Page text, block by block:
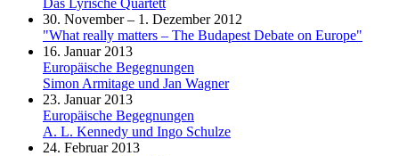
30. November – 1. Dezember 2012
"What really matters – The Budapest Debate on Europe"
16. Januar 2013
Europäische Begegnungen
Simon Armitage und Jan Wagner
23. Januar 2013
Europäische Begegnungen
A. L. Kennedy und Ingo Schulze
24. Februar 2013